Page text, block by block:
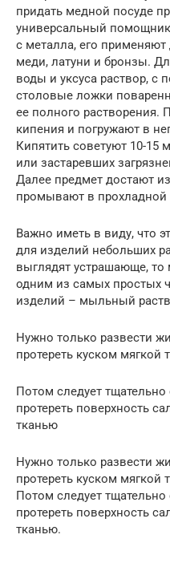
придать медной посуде
универсальный
с металла, его применяют
меди, латуни и бронзы.
воды и уксуса раствор, с
столовые ложки
ее полного растворения.
кипения и погружают в
Кипятить советуют 10-15
или застаревших
Далее предмет достают
промывают в прохладной
Важно иметь в виду, что
для изделий небольших
выглядят устрашающе,
одним из самых простых
изделий – мыльный
Нужно только развести
протереть куском мягкой
Потом следует
протереть поверхность
тканью
Нужно только развести
протереть куском мягкой
Потом следует
протереть поверхность
тканью.